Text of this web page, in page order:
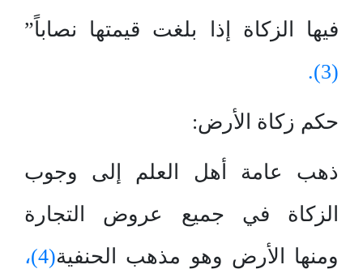
فيها الزكاة إذا بلغت قيمتها نصاباً”
(3).
حكم زكاة الأرض:
ذهب عامة أهل العلم إلى وجوب
الزكاة في جميع عروض التجارة
ومنها الأرض وهو مذهب الحنفية
(4)،